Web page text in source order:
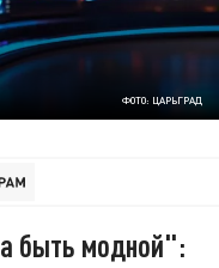
ФОТО: ЦАРЬГРАД
быть модной":